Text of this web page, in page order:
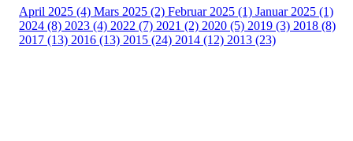
April 2025 (4) Mars 2025 (2) Februar 2025 (1) Januar 2025 (1)
2024 (8) 2023 (4) 2022 (7) 2021 (2) 2020 (5) 2019 (3) 2018 (8)
2017 (13) 2016 (13) 2015 (24) 2014 (12) 2013 (23)